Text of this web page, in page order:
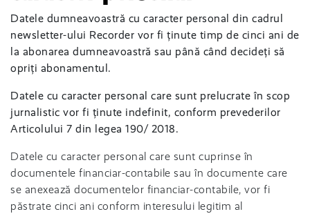
Datele dumneavoastră cu caracter personal din cadrul
newsletter-ului Recorder vor fi ținute timp de cinci ani de
la abonarea dumneavoastră sau până când decideți să
opriți abonamentul.
Datele cu caracter personal care sunt prelucrate în scop
jurnalistic vor fi ținute indefinit, conform prevederilor
Articolului 7 din legea 190/ 2018.
Datele cu caracter personal care sunt cuprinse în
documentele financiar-contabile sau în documente care
se anexează documentelor financiar-contabile, vor fi
păstrate cinci ani conform interesului legitim al